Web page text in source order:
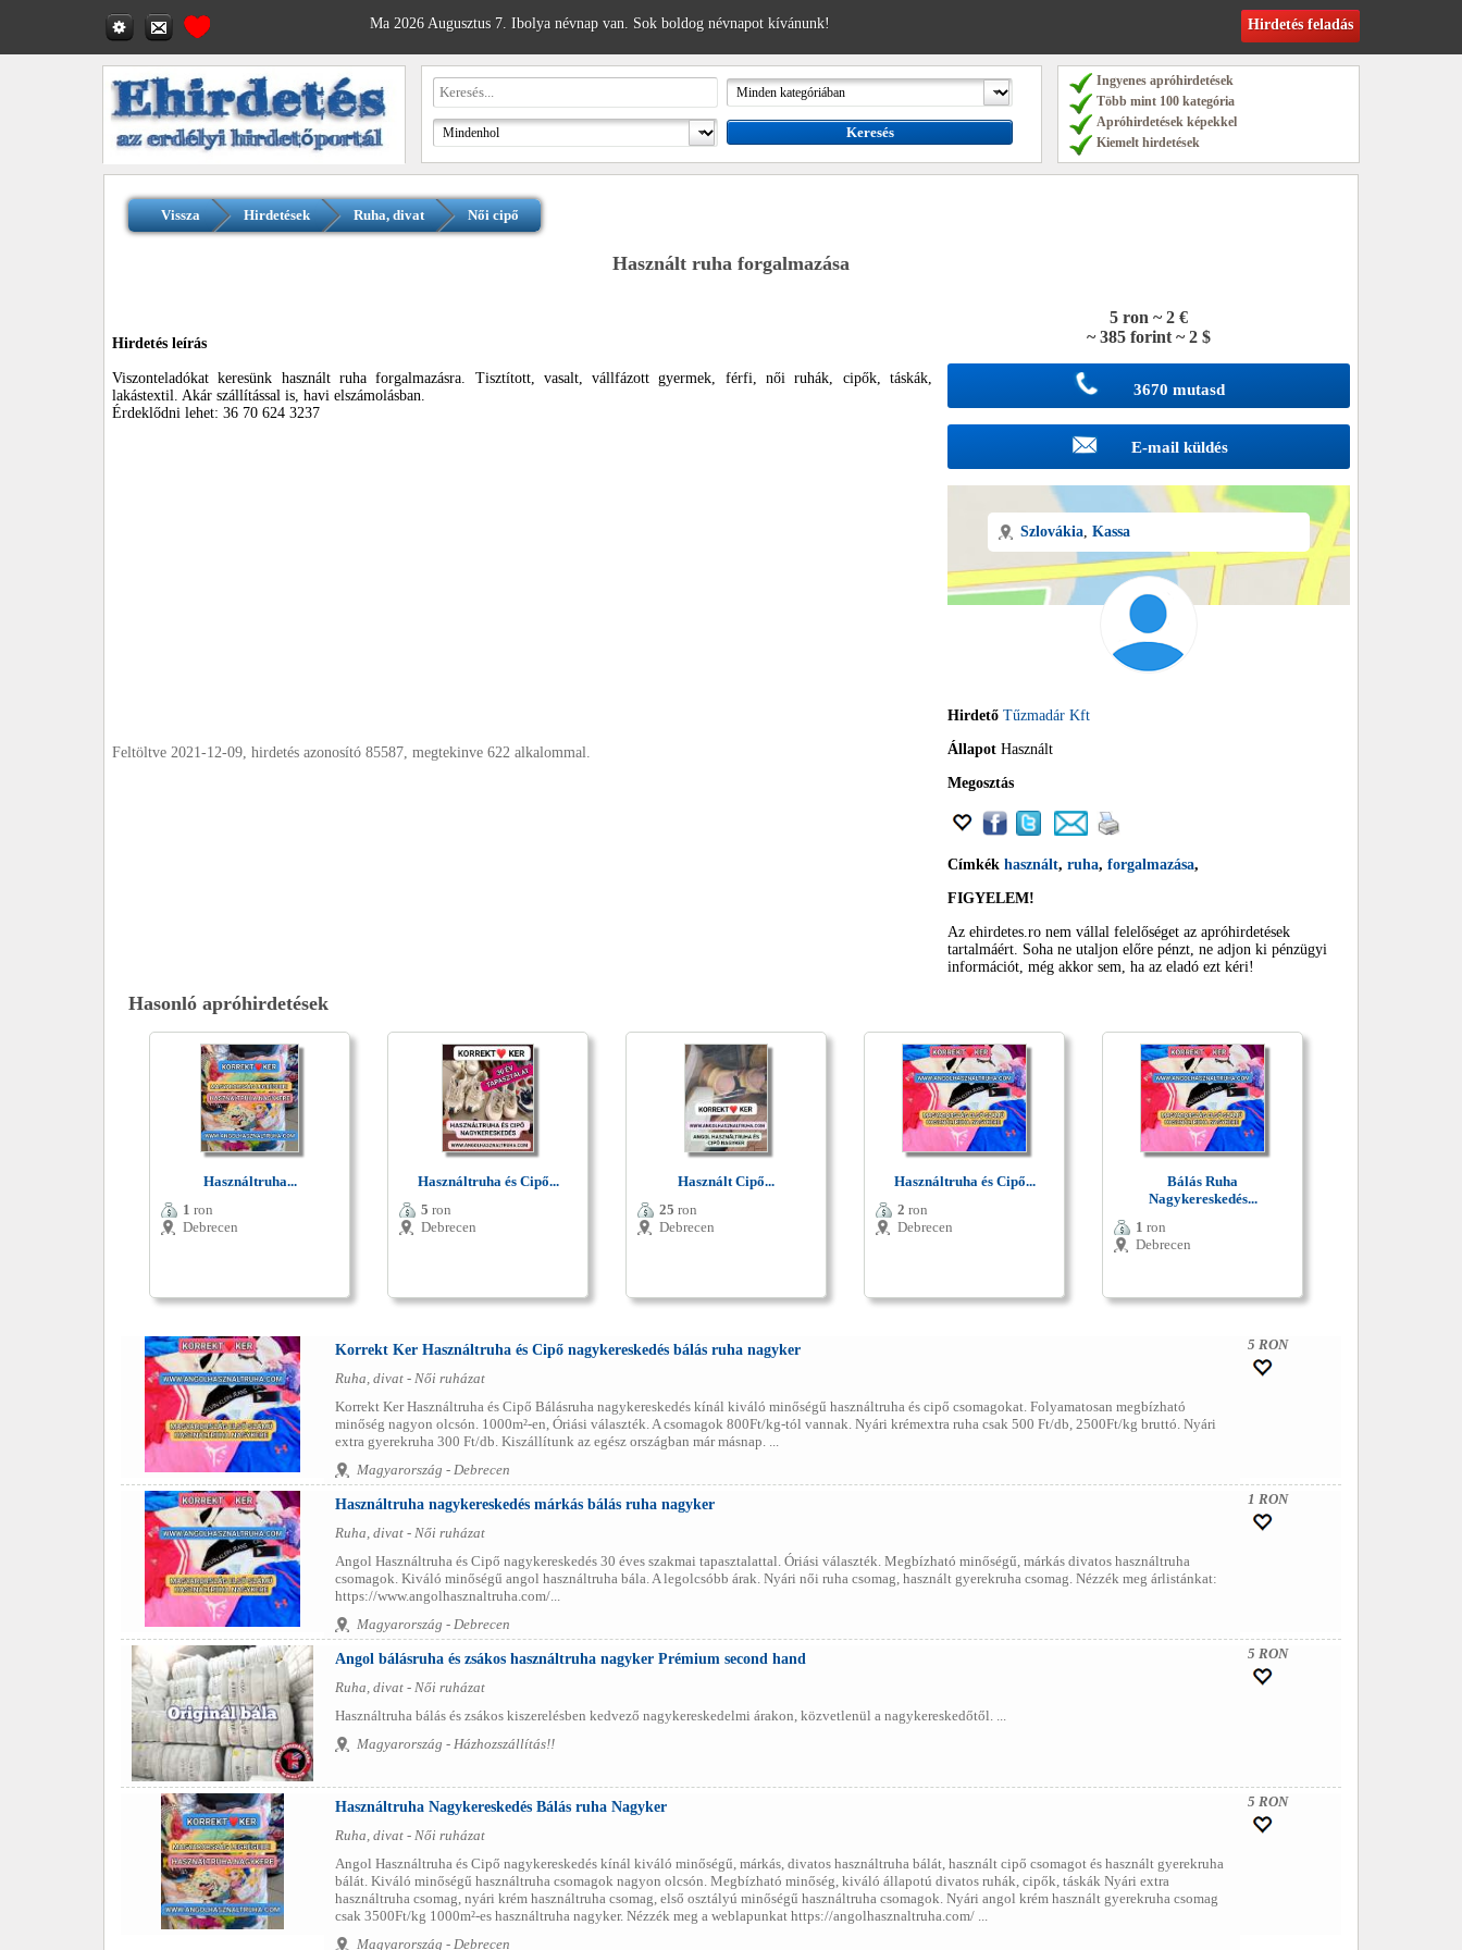
Ma 2026 Augusztus 7. Ibolya névnap van. Sok boldog névnapot kívánunk! Hirdetés feladás
Ingyenes apróhirdetések
Több mint 100 kategória
Apróhirdetések képekkel
Kiemelt hirdetések
Vissza Hirdetések Ruha, divat Női cipő
Használt ruha forgalmazása
Hirdetés leírás
Viszonteladókat keresünk használt ruha forgalmazásra. Tisztított, vasalt, vállfázott gyermek, férfi, női ruhák, cipők, táskák,
lakástextil. Akár szállítással is, havi elszámolásban.
Érdeklődni lehet: 36 70 624 3237
Feltöltve 2021-12-09, hirdetés azonosító 85587, megtekinve 622 alkalommal.
5 ron ~ 2 €
~ 385 forint ~ 2 $
3670 mutasd
E-mail küldés
Szlovákia Kassa
Hirdető Tűzmadár Kft
Állapot Használt
Megosztás
Címkék használt, ruha, forgalmazása,
FIGYELEM!
Az ehirdetes.ro nem vállal felelőséget az apróhirdetések
tartalmáért. Soha ne utaljon előre pénzt, ne adjon ki pénzügyi
információt, még akkor sem, ha az eladó ezt kéri!
Hasonló apróhirdetések
Használtruha...
1 ron
Debrecen
Használtruha és Cipő...
5 ron
Debrecen
Használt Cipő...
25 ron
Debrecen
Használtruha és Cipő...
2 ron
Debrecen
Bálás Ruha
Nagykereskedés...
1 ron
Debrecen
Korrekt Ker Használtruha és Cipő nagykereskedés bálás ruha nagyker
Ruha, divat - Női ruházat
Korrekt Ker Használtruha és Cipő Bálásruha nagykereskedés kínál kiváló minőségű használtruha és cipő csomagokat. Folyamatosan megbízható
minőség nagyon olcsón. 1000m²-en, Óriási választék. A csomagok 800Ft/kg-tól vannak. Nyári krémextra ruha csak 500 Ft/db, 2500Ft/kg bruttó. Nyári
extra gyerekruha 300 Ft/db. Kiszállítunk az egész országban már másnap. ...
Magyarország - Debrecen
5 RON
Használtruha nagykereskedés márkás bálás ruha nagyker
Ruha, divat - Női ruházat
Angol Használtruha és Cipő nagykereskedés 30 éves szakmai tapasztalattal. Óriási választék. Megbízható minőségű, márkás divatos használtruha
csomagok. Kiváló minőségű angol használtruha bála. A legolcsóbb árak. Nyári női ruha csomag, használt gyerekruha csomag. Nézzék meg árlistánkat:
https://www.angolhasznaltruha.com/...
Magyarország - Debrecen
1 RON
Angol bálásruha és zsákos használtruha nagyker Prémium second hand
Ruha, divat - Női ruházat
Használtruha bálás és zsákos kiszerelésben kedvező nagykereskedelmi árakon, közvetlenül a nagykereskedőtől. ...
Magyarország - Házhozszállítás!!
5 RON
Használtruha Nagykereskedés Bálás ruha Nagyker
Ruha, divat - Női ruházat
Angol Használtruha és Cipő nagykereskedés kínál kiváló minőségű, márkás, divatos használtruha bálát, használt cipő csomagot és használt gyerekruha
bálát. Kiváló minőségű használtruha csomagok nagyon olcsón. Megbízható minőség, kiváló állapotú divatos ruhák, cipők, táskák Nyári extra
használtruha csomag, nyári krém használtruha csomag, első osztályú minőségű használtruha csomagok. Nyári angol krém használt gyerekruha csomag
csak 3500Ft/kg 1000m²-es használtruha nagyker. Nézzék meg a weblapunkat https://angolhasznaltruha.com/ ...
Magyarország - Debrecen
5 RON